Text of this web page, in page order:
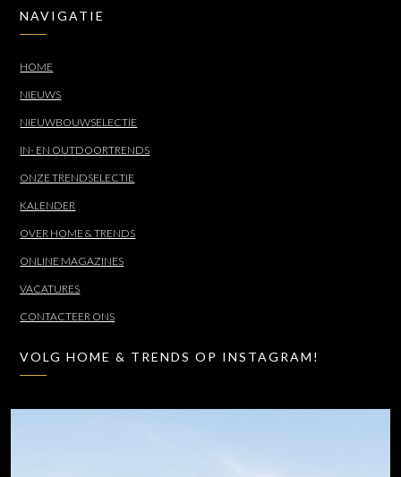
NAVIGATIE
HOME
NIEUWS
NIEUWBOUWSELECTIE
IN- EN OUTDOORTRENDS
ONZE TRENDSELECTIE
KALENDER
OVER HOME & TRENDS
ONLINE MAGAZINES
VACATURES
CONTACTEER ONS
VOLG HOME & TRENDS OP INSTAGRAM!